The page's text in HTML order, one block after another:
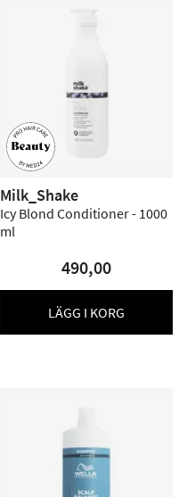
Milk_Shake
Icy Blond Conditioner - 1000
ml
490,00
LÄGG I KORG